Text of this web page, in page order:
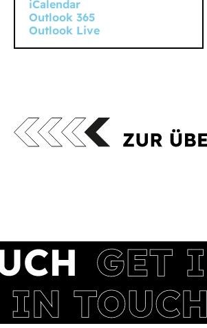
iCalendar
Outlook 365
Outlook Live